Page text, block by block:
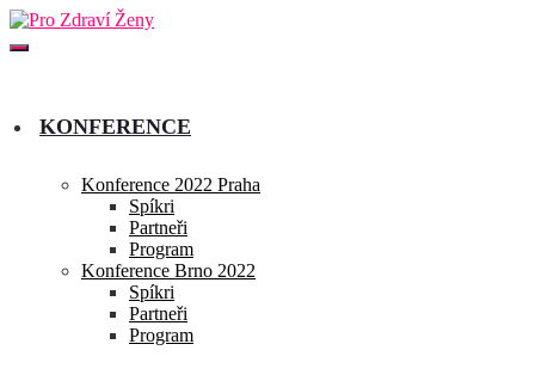
KONFERENCE
Konference 2022 Praha
Spíkri
Partneři
Program
Konference Brno 2022
Spíkri
Partneři
Program